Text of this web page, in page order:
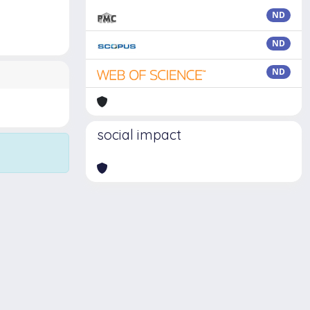
ND
ND
ND
social impact